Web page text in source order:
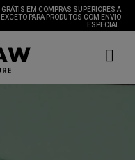
GRÁTIS EM COMPRAS SUPERIORES A
PARA PRODUTOS COM ENVIO
ESPECIAL.